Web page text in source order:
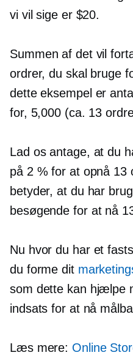
vi vil sige er $20.
Summen af ​​det vil
ordrer, du skal bruge
dette eksempel er
for, 5,000 (ca. 13
Lad os antage, at du
på 2 % for at opnå 13
betyder, at du har
besøgende for at nå
Nu hvor du har et
du forme dit
som dette kan hjælpe
indsats for at nå
Læs mere: Online